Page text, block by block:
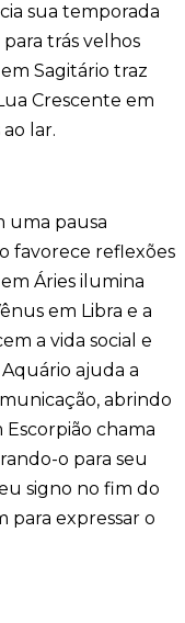
sua temporada
trás velhos
Sagitário traz
Crescente em
lar.
uma pausa
favorece reflexões
Áries ilumina
em Libra e a
a vida social e
ajuda a
abrindo
Escorpião chama
o para seu
signo no fim do
para expressar o